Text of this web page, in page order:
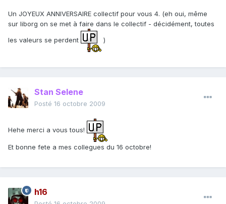
Un JOYEUX ANNIVERSAIRE collectif pour vous 4. (eh oui, même
sur liborg on se met à faire dans le collectif - décidément, toutes
les valeurs se perdent
)
Stan Selene
Posté 16 octobre 2009
Hehe merci a vous tous!
Et bonne fete a mes collegues du 16 octobre!
h16